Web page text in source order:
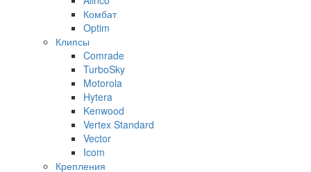
Комбат
Optim
Клипсы
Comrade
TurboSky
Motorola
Hytera
Kenwood
Vertex Standard
Vector
Icom
Крепления